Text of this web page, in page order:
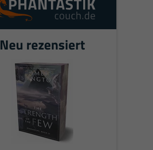
Neu rezensiert